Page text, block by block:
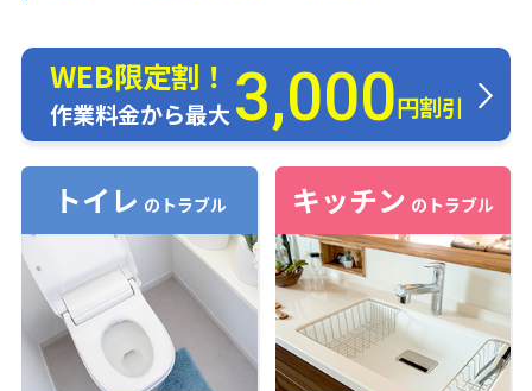
WEB限定割！
作業料金から最大3,000円割引
トイレ のトラブル キッチン のトラブル